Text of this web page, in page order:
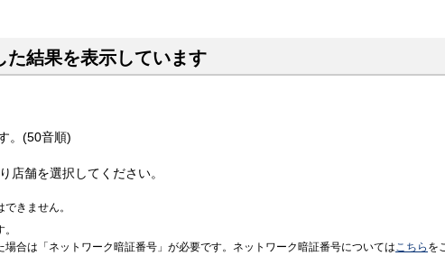
た結果を表示しています
。(50音順)
店舗を選択してください。
きません。
場合は「ネットワーク暗証番号」が必要です。ネットワーク暗証番号についてはこちら を